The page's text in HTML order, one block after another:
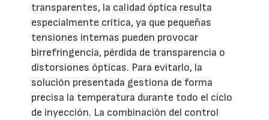
transparentes, la calidad óptica resulta
especialmente crítica, ya que pequeñas
tensiones internas pueden provocar
birrefringencia, pérdida de transparencia o
distorsiones ópticas. Para evitarlo, la
solución presentada gestiona de forma
precisa la temperatura durante todo el ciclo
de inyección. La combinación del control